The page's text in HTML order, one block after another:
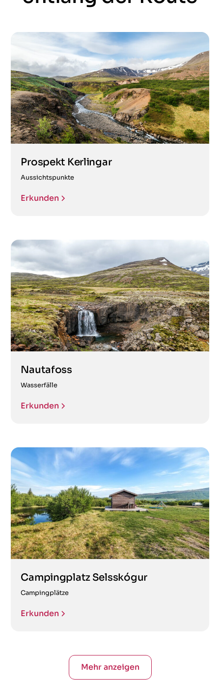
Prospekt Kerlingar
Aussichtspunkte
Erkunden
Nautafoss
Wasserfälle
Erkunden
Campingplatz Selsskógur
Campingplätze
Erkunden
Mehr anzeigen